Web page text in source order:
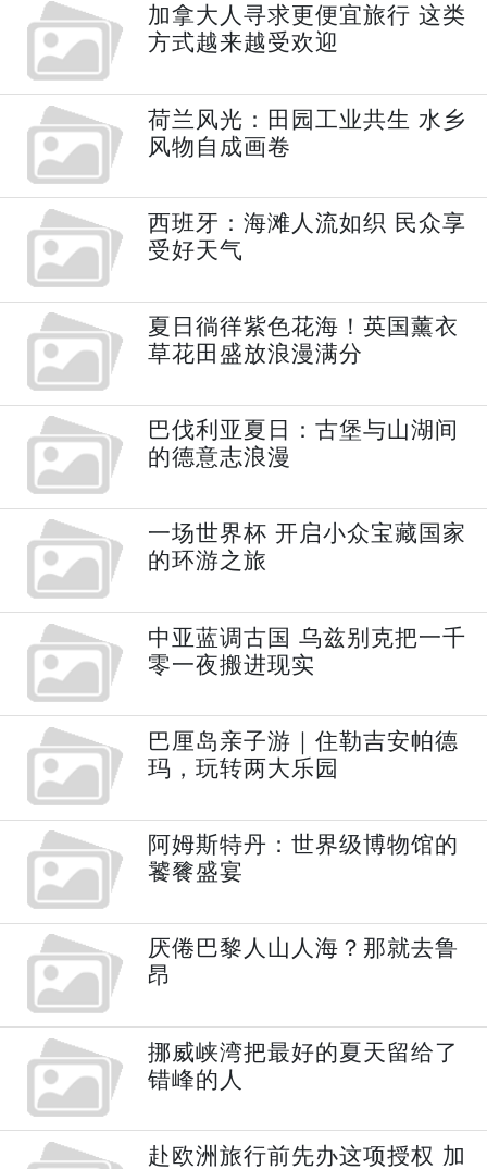
加拿大人寻求更便宜旅行 这类
方式越来越受欢迎
荷兰风光：田园工业共生 水乡
风物自成画卷
西班牙：海滩人流如织 民众享
受好天气
夏日徜徉紫色花海！英国薰衣
草花田盛放浪漫满分
巴伐利亚夏日：古堡与山湖间
的德意志浪漫
一场世界杯 开启小众宝藏国家
的环游之旅
中亚蓝调古国 乌兹别克把一千
零一夜搬进现实
巴厘岛亲子游｜住勒吉安帕德
玛，玩转两大乐园
阿姆斯特丹：世界级博物馆的
饕餮盛宴
厌倦巴黎人山人海？那就去鲁
昂
挪威峡湾把最好的夏天留给了
错峰的人
赴欧洲旅行前先办这项授权 加